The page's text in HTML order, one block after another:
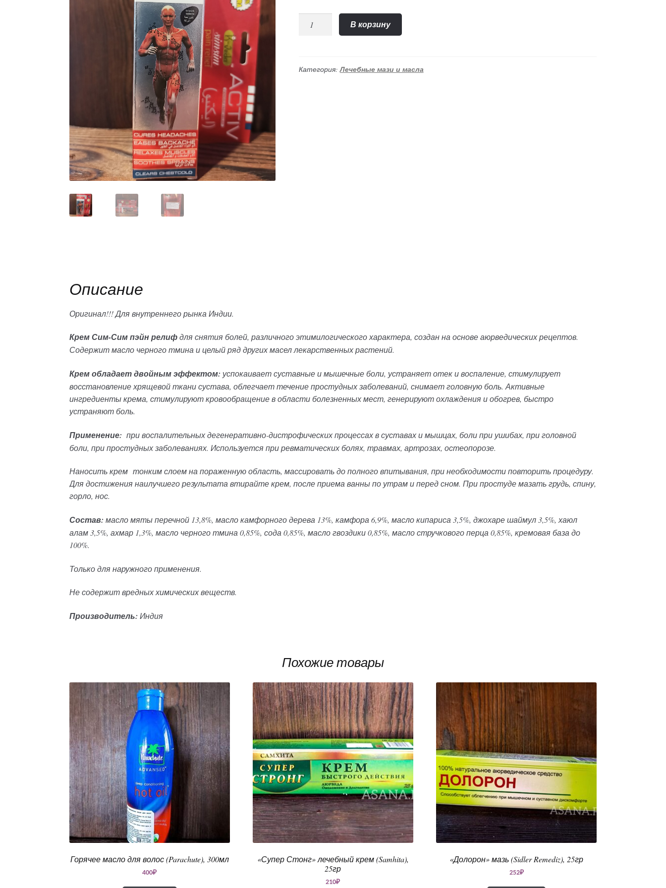
крем
В корзину
Категория:Лечебные мази и масла
Описание
Оригинал!!! Для внутреннего рынка Индии.
Крем Сим-Сим пэйн релифдля снятия болей, различного этимилогического характера, создан на основе аюрведических рецептов.
Содержит масло черного тмина и целый ряд других масел лекарственных растений.
Крем обладает двойным эффектом: успокаивает суставные и мышечные боли, устраняет отек и воспаление, стимулирует
восстановление хрящевой ткани сустава, облегчает течение простудных заболеваний, снимает головную боль. Активные
ингредиенты крема, стимулируют кровообращение в области болезненных мест, генерируют охлаждения и обогрев, быстро
устраняют боль.
Применение: при воспалительных дегенеративно-дистрофических процессах в суставах и мышцах, боли при ушибах, при головной
боли, при простудных заболеваниях. Используется при ревматических болях, травмах, артрозах, остеопорозе.
Наносить крем тонким слоем на пораженную область, массировать до полного впитывания, при необходимости повторить процедуру.
Для достижения наилучшего результата втирайте крем, после приема ванны по утрам и перед сном. При простуде мазать грудь, спину,
горло, нос.
Состав: масло мяты перечной 13,8%, масло камфорного дерева 13%, камфора 6,9%, масло кипариса 3,5%, джохаре шаймул 3,5%, хаюл
алам 3,5%, ахмар 1,3%, масло черного тмина 0,85%, сода 0,85%, масло гвоздики 0,85%, масло стручкового перца 0,85%, кремовая база до
100%.
Только для наружного применения.
Не содержит вредных химических веществ.
Производитель: Индия
Похожие товары
Горячее масло для волос (Parachute), 300мл
400₽
«Супер Стонг» лечебный крем (Samhita),
25гр
210₽
«Долорон» мазь (Sidler Remediz), 25гр
252₽